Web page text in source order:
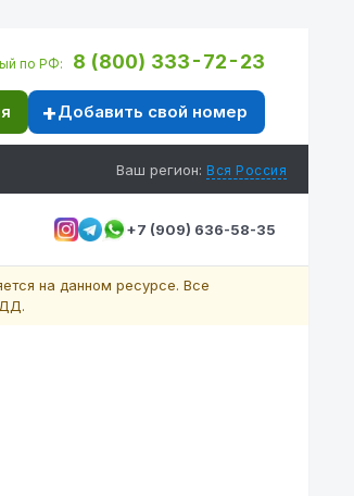
по РФ: 8 (800) 333-72-23
Добавить свой номер
Ваш регион: Вся Россия
+7 (909) 636-58-35
на данном ресурсе. Все